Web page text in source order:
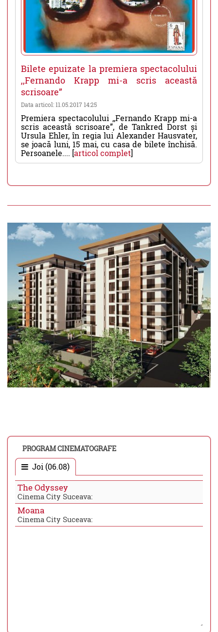
Bilete epuizate la premiera spectacolului
,,Fernando Krapp mi-a scris această
scrisoare”
Data articol: 11.05.2017 14:25
Premiera spectacolului ,,Fernando Krapp mi-a
scris această scrisoare”, de Tankred Dorst și
Ursula Ehler, în regia lui Alexander Hausvater,
se joacă luni, 15 mai, cu casa de bilete închisă.
Persoanele.... [articol complet]
PROGRAM CINEMATOGRAFE
Joi (06.08)
The Odyssey
Cinema City Suceava:
Moana
Cinema City Suceava: